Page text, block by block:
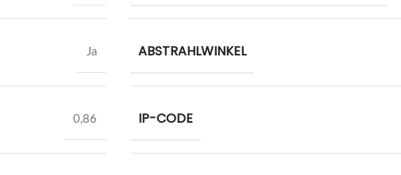
Ja ABSTRAHLWINKEL
0,86 IP-CODE